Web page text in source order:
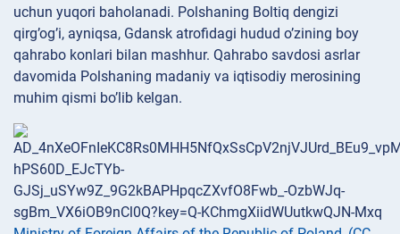
uchun yuqori baholanadi. Polshaning Boltiq dengizi
qirg’og’i, ayniqsa, Gdansk atrofidagi hudud o’zining boy
qahrabo konlari bilan mashhur. Qahrabo savdosi asrlar
davomida Polshaning madaniy va iqtisodiy merosining
muhim qismi bo’lib kelgan.